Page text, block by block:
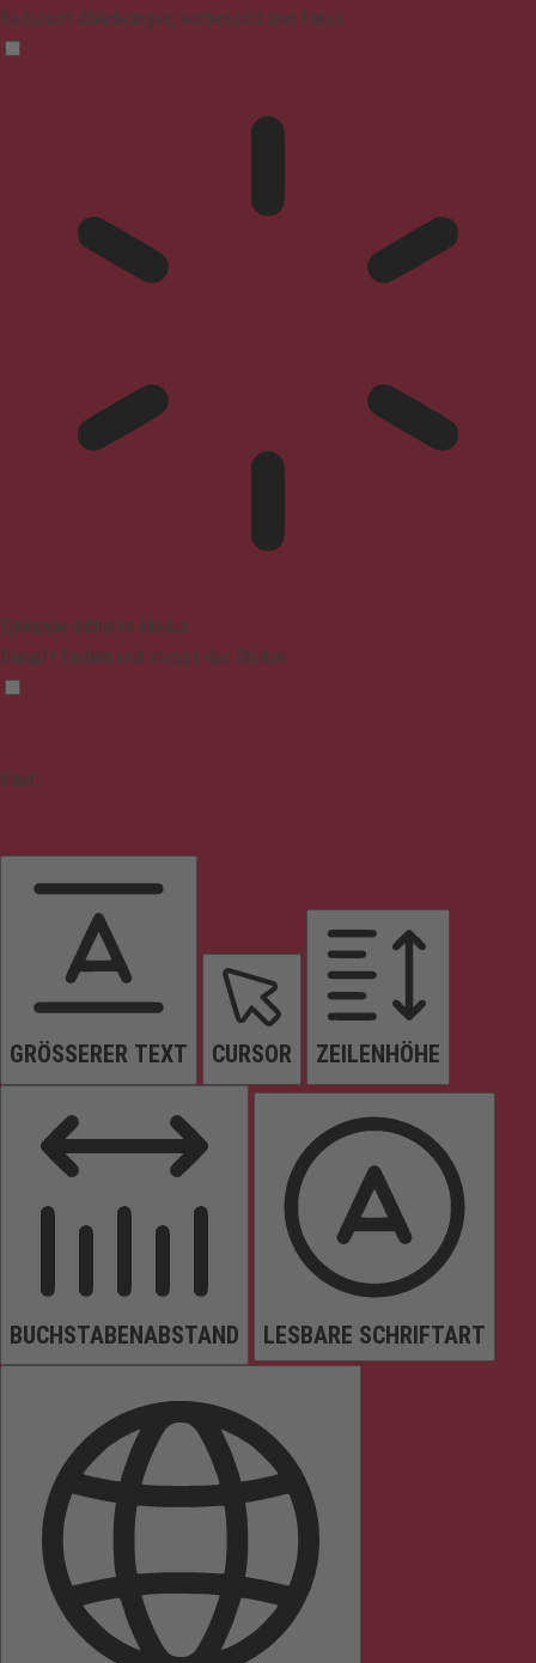
Reduziert Ablenkungen, verbessert den Fokus
Epilepsie-sicherer Modus
Dämpft Farben und stoppt das Blinken
Inhalt
GRÖSSERER TEXT CURSOR ZEILENHÖHE
BUCHSTABENABSTAND LESBARE SCHRIFTART